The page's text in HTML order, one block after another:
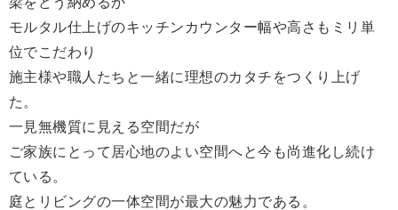
モルタル仕上げのキッチンカウンター幅や高さもミリ単
位でこだわり
施主様や職人たちと一緒に理想のカタチをつくり上げ
た。
一見無機質に見える空間だが
ご家族にとって居心地のよい空間へと今も尚進化し続け
ている。
庭とリビングの一体空間が最大の魅力である。